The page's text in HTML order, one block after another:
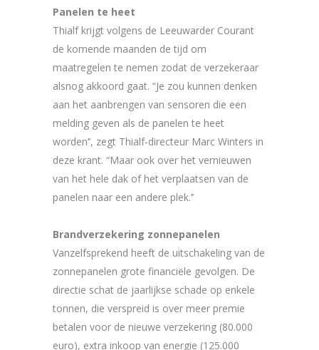
Panelen te heet
Thialf krijgt volgens de Leeuwarder Courant
de komende maanden de tijd om
maatregelen te nemen zodat de verzekeraar
alsnog akkoord gaat. “Je zou kunnen denken
aan het aanbrengen van sensoren die een
melding geven als de panelen te heet
worden’’, zegt Thialf-directeur Marc Winters in
deze krant. “Maar ook over het vernieuwen
van het hele dak of het verplaatsen van de
panelen naar een andere plek.’’
Brandverzekering zonnepanelen
Vanzelfsprekend heeft de uitschakeling van de
zonnepanelen grote financiële gevolgen. De
directie schat de jaarlijkse schade op enkele
tonnen, die verspreid is over meer premie
betalen voor de nieuwe verzekering (80.000
euro), extra inkoop van energie (125.000